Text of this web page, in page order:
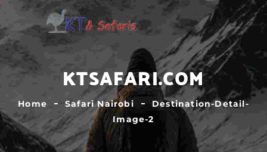
KTSAFARI.COM
Home Safari Nairobi
Destination-Detail-
Image-2